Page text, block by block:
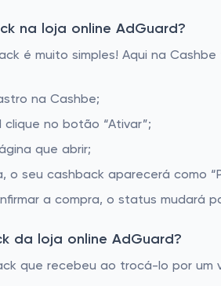
na loja online AdGuard?
é muito simples! Aqui na
na Cashbe;
clique no botão “Ativar”;
que abrir;
o seu cashback aparecerá como
a compra, o status mudará
da loja online AdGuard?
que recebeu ao trocá-lo por